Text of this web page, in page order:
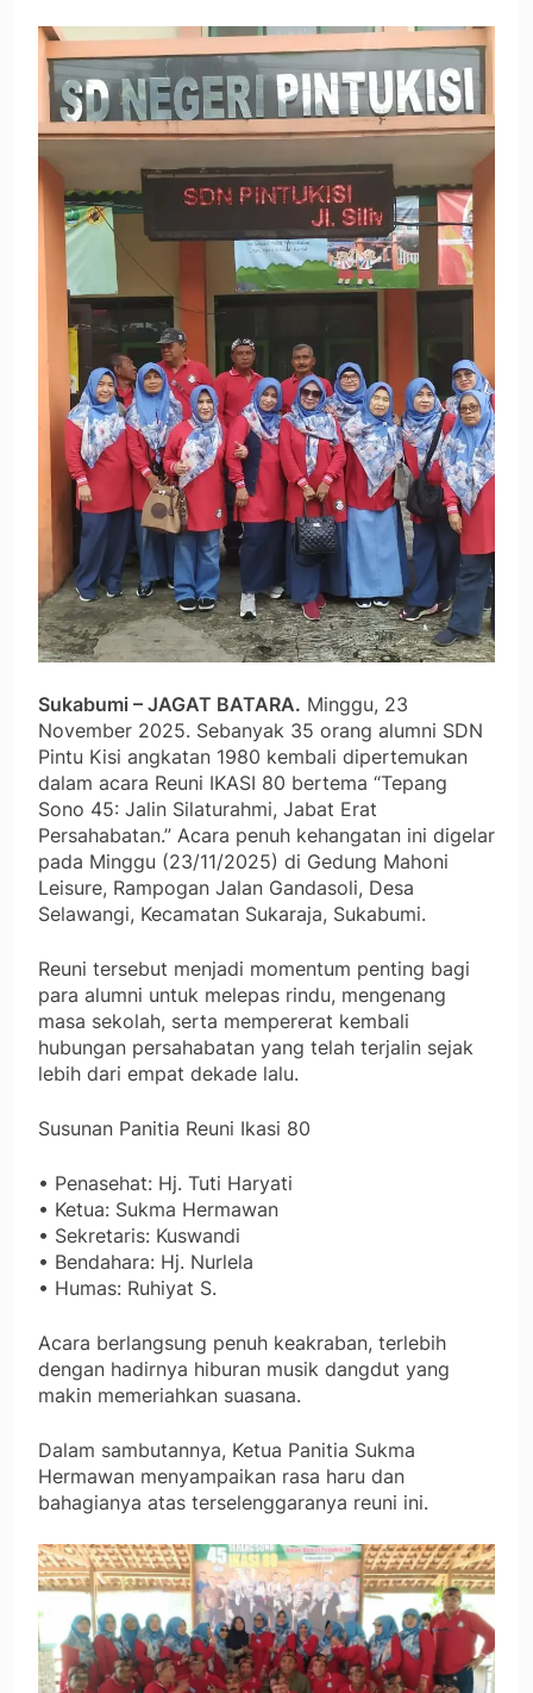
Sukabumi – JAGAT BATARA. Minggu, 23
November 2025. Sebanyak 35 orang alumni SDN
Pintu Kisi angkatan 1980 kembali dipertemukan
dalam acara Reuni IKASI 80 bertema “Tepang
Sono 45: Jalin Silaturahmi, Jabat Erat
Persahabatan.” Acara penuh kehangatan ini digelar
pada Minggu (23/11/2025) di Gedung Mahoni
Leisure, Rampogan Jalan Gandasoli, Desa
Selawangi, Kecamatan Sukaraja, Sukabumi.
Reuni tersebut menjadi momentum penting bagi
para alumni untuk melepas rindu, mengenang
masa sekolah, serta mempererat kembali
hubungan persahabatan yang telah terjalin sejak
lebih dari empat dekade lalu.
Susunan Panitia Reuni Ikasi 80
• Penasehat: Hj. Tuti Haryati
• Ketua: Sukma Hermawan
• Sekretaris: Kuswandi
• Bendahara: Hj. Nurlela
• Humas: Ruhiyat S.
Acara berlangsung penuh keakraban, terlebih
dengan hadirnya hiburan musik dangdut yang
makin memeriahkan suasana.
Dalam sambutannya, Ketua Panitia Sukma
Hermawan menyampaikan rasa haru dan
bahagianya atas terselenggaranya reuni ini.